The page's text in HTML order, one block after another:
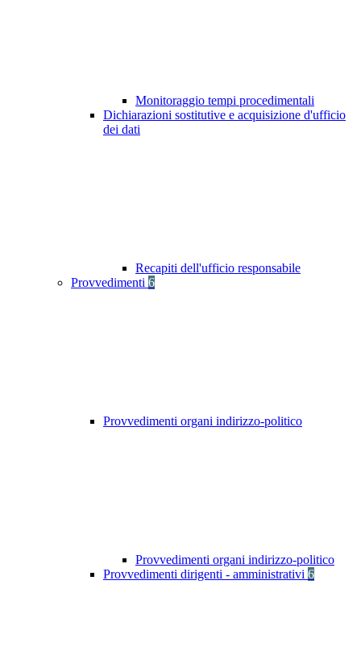
Monitoraggio tempi procedimentali
Dichiarazioni sostitutive e acquisizione d'ufficio
dei dati
Recapiti dell'ufficio responsabile
Provvedimenti 6
Provvedimenti organi indirizzo-politico
Provvedimenti organi indirizzo-politico
Provvedimenti dirigenti - amministrativi 6